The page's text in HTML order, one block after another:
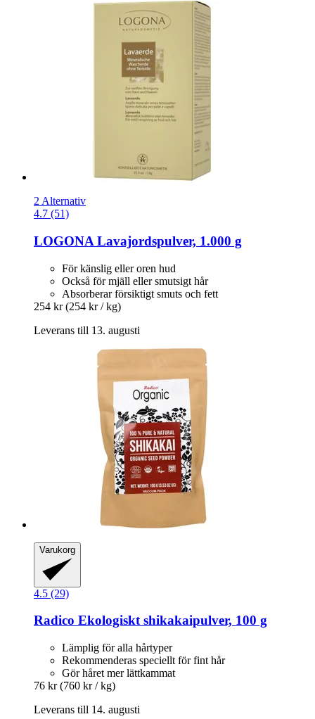
2 Alternativ
4.7 (51)
LOGONA Lavajordspulver, 1.000 g
För känslig eller oren hud
Också för mjäll eller smutsigt hår
Absorberar försiktigt smuts och fett
254 kr (254 kr / kg)
Leverans till 13. augusti
Varukorg
4.5 (29)
Radico Ekologiskt shikakaipulver, 100 g
Lämplig för alla hårtyper
Rekommenderas speciellt för fint hår
Gör håret mer lättkammat
76 kr (760 kr / kg)
Leverans till 14. augusti